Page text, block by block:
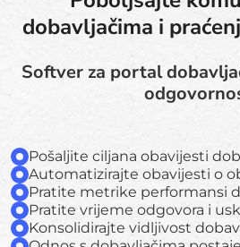
dobavljačima i
Softver za portal
Pošaljite ciljana obavijesti
Automatizirajte obavijesti o
Pratite metrike performansi
Pratite vrijeme odgovora i
Konsolidirajte vidljivost